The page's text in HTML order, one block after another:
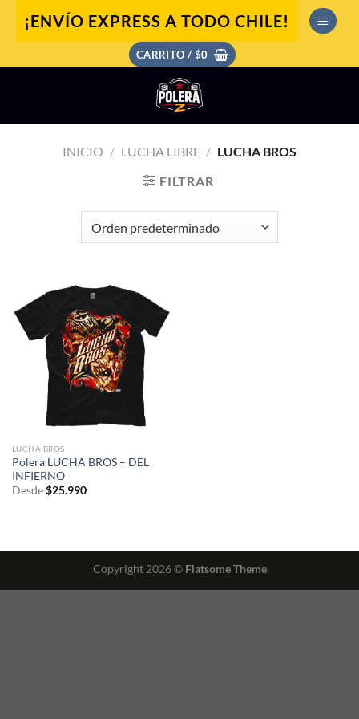
¡ENVÍO EXPRESS A TODO CHILE!
CARRITO / $0
INICIO / LUCHA LIBRE / LUCHA BROS
FILTRAR
LUCHA BROS
Polera LUCHA BROS – DEL
INFIERNO
Desde $25.990
Copyright 2026 © Flatsome Theme